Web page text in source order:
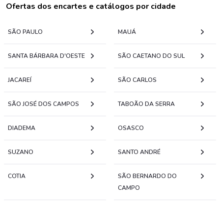
Ofertas dos encartes e catálogos por cidade
SÃO PAULO MAUÁ
SANTA BÁRBARA D'OESTE SÃO CAETANO DO SUL
JACAREÍ SÃO CARLOS
SÃO JOSÉ DOS CAMPOS TABOÃO DA SERRA
DIADEMA OSASCO
SUZANO SANTO ANDRÉ
COTIA
SÃO BERNARDO DO
CAMPO